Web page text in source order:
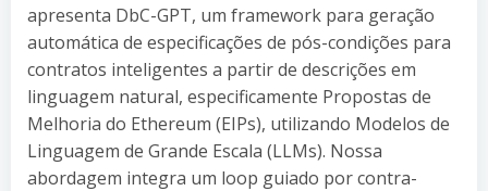
apresenta DbC-GPT, um framework para geração
automática de especificações de pós-condições para
contratos inteligentes a partir de descrições em
linguagem natural, especificamente Propostas de
Melhoria do Ethereum (EIPs), utilizando Modelos de
Linguagem de Grande Escala (LLMs). Nossa
abordagem integra um loop guiado por contra-